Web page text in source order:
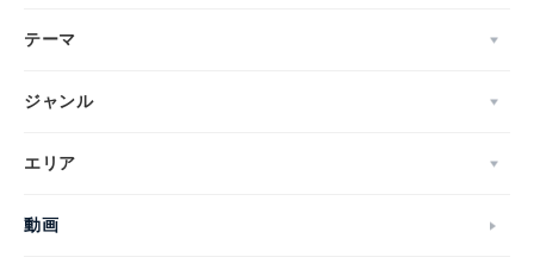
テーマ
ジャンル
エリア
動画